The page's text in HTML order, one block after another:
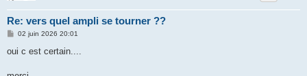
Re: vers quel ampli se tourner ??
M
s
g
02 juin 2026 20:01
oui c est certain....